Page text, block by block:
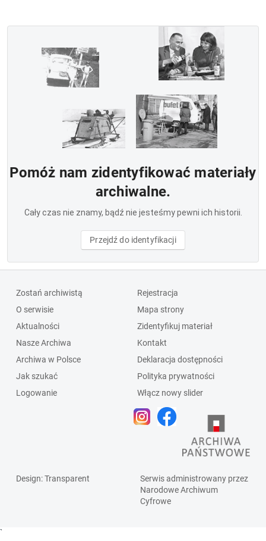
Pomóż nam zidentyfikować materiały
archiwalne.
Cały czas nie znamy, bądź nie jesteśmy pewni ich historii.
Przejdź do identyfikacji
Zostań archiwistą
O serwisie
Aktualności
Nasze Archiwa
Archiwa w Polsce
Jak szukać
Logowanie
Rejestracja
Mapa strony
Zidentyfikuj materiał
Kontakt
Deklaracja dostępności
Polityka prywatności
Włącz nowy slider
Design: Transparent
Serwis administrowany przez
Narodowe Archiwum
Cyfrowe
`